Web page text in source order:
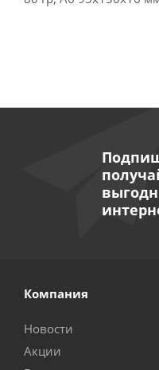
Компания
Новости
Акции